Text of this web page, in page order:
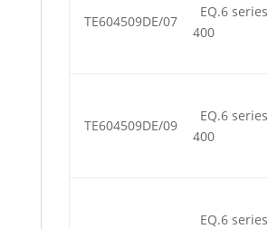
TE604509DE/07
EQ.6 series
400
TE604509DE/09
EQ.6 series
400
EQ.6 series